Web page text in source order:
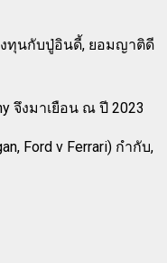
ทุนกับปู่อินดี้, ยอมญาติดี
จึงมาเยือน ณ ปี 2023
Ford v Ferrari) กำกับ,